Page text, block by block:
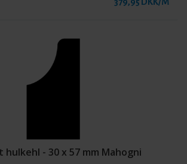
hulkehl - 30 x 57 mm Mahogni